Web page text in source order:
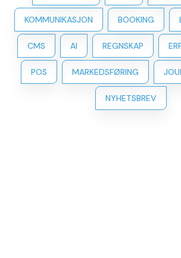
KOMMUNIKASJON BOOKING
CMS AI REGNSKAP
POS MARKEDSFØRING
NYHETSBREV